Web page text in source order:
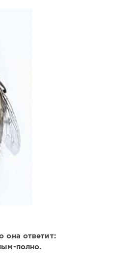
она ответит:
полно.